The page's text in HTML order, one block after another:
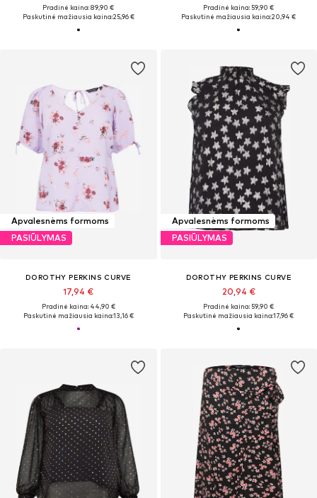
Pradinė kaina: 89,90 €
Paskutinė mažiausia kaina:25,96 €
Pradinė kaina: 59,90 €
Paskutinė mažiausia kaina:20,94 €
Apvalesnėms formoms
PASIŪLYMAS
DOROTHY PERKINS CURVE
17,94 €
Pradinė kaina: 44,90 €
Paskutinė mažiausia kaina:13,16 €
Apvalesnėms formoms
PASIŪLYMAS
DOROTHY PERKINS CURVE
20,94 €
Pradinė kaina: 59,90 €
Paskutinė mažiausia kaina:17,96 €